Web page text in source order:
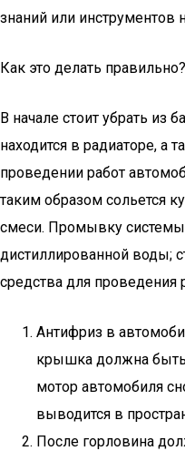
знаний или инструментов
Как это делать правильно?
В начале стоит убрать из
находится в радиаторе, а
проведении работ
таким образом сольется
смеси. Промывку
дистиллированной воды;
средства для проведения
Антифриз в
крышка должна быть
мотор автомобиля
выводится в
После горловина